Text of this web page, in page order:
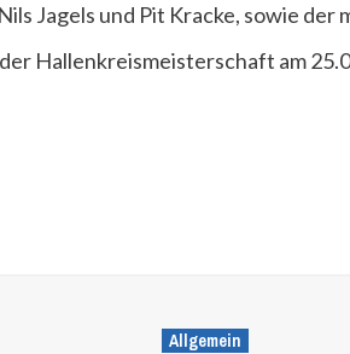
Jagels und Pit Kracke, sowie der
Hallenkreismeisterschaft am
Allgemein